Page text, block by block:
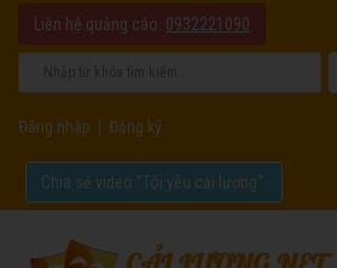
Liên hệ quảng cáo: 0932221090
Đăng nhập Đăng ký
Chia sẻ video "Tôi yêu cải lương".